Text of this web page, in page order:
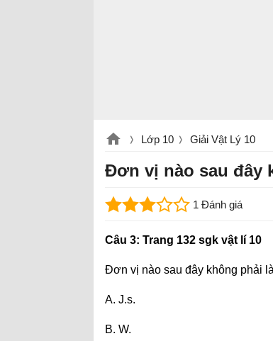
Lớp 10 Giải Vật Lý 10
Đơn vị nào sau đây
1 Đánh giá
Câu 3: Trang 132 sgk vật lí 10
Đơn vị nào sau đây không phải
A. J.s.
B. W.